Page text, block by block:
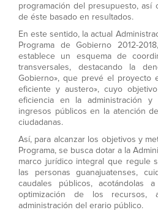
programación del presupuesto, así
de éste basado en resultados.
En este sentido, la actual
Programa de Gobierno 2012-
establece un esquema de
transversales, destacando la
Gobierno», que prevé el proyecto
eficiente y austero», cuyo
eficiencia en la administración
ingresos públicos en la atención
ciudadanas.
Así, para alcanzar los objetivos y
Programa, se busca dotar a la
marco jurídico integral que regule
las personas guanajuatenses,
caudales públicos, acotándolas
optimización de los
administración del erario público.